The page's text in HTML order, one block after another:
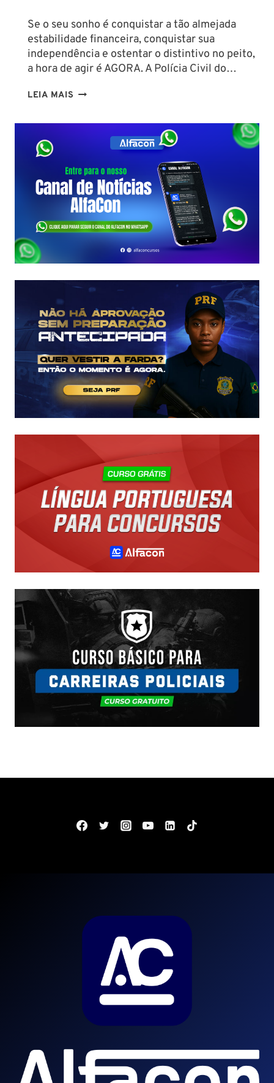
Se o seu sonho é conquistar a tão almejada
estabilidade financeira, conquistar sua
independência e ostentar o distintivo no peito,
a hora de agir é AGORA. A Polícia Civil do…
LEIA MAIS CONCURSO
PA
COMISSÃO
ORGANIZADORA
FORMADA!
VEJA
VAGAS,
SALÁRIOS
DO